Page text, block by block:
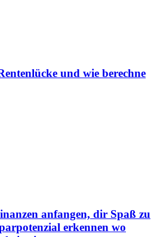
und wie berechne
anfangen, dir Spaß zu
erkennen wo